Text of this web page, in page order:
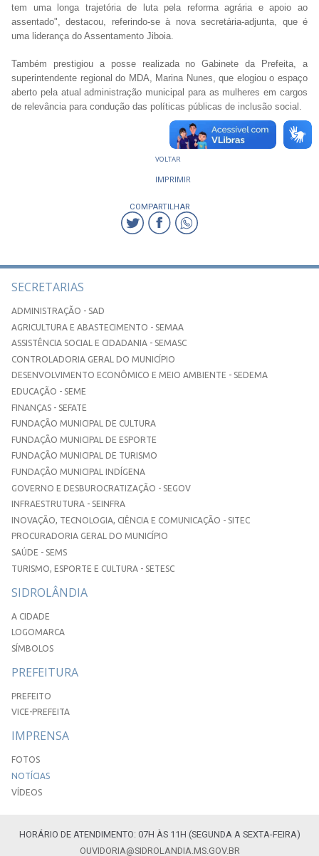
tem uma longa trajetória de luta pela reforma agrária e apoio ao
assentado", destacou, referindo-se à nova secretária-adjunta, que é
uma liderança do Assentamento Jiboia.
Também prestigiou a posse realizada no Gabinete da Prefeita, a
superintendente regional do MDA, Marina Nunes, que elogiou o espaço
aberto pela atual administração municipal para as mulheres em cargos
de relevância para condução das políticas públicas de inclusão social.
VOLTAR
IMPRIMIR
COMPARTILHAR
SECRETARIAS
ADMINISTRAÇÃO - SAD
AGRICULTURA E ABASTECIMENTO - SEMAA
ASSISTÊNCIA SOCIAL E CIDADANIA - SEMASC
CONTROLADORIA GERAL DO MUNICÍPIO
DESENVOLVIMENTO ECONÔMICO E MEIO AMBIENTE - SEDEMA
EDUCAÇÃO - SEME
FINANÇAS - SEFATE
FUNDAÇÃO MUNICIPAL DE CULTURA
FUNDAÇÃO MUNICIPAL DE ESPORTE
FUNDAÇÃO MUNICIPAL DE TURISMO
FUNDAÇÃO MUNICIPAL INDÍGENA
GOVERNO E DESBUROCRATIZAÇÃO - SEGOV
INFRAESTRUTURA - SEINFRA
INOVAÇÃO, TECNOLOGIA, CIÊNCIA E COMUNICAÇÃO - SITEC
PROCURADORIA GERAL DO MUNICÍPIO
SAÚDE - SEMS
TURISMO, ESPORTE E CULTURA - SETESC
SIDROLÂNDIA
A CIDADE
LOGOMARCA
SÍMBOLOS
PREFEITURA
PREFEITO
VICE-PREFEITA
IMPRENSA
FOTOS
NOTÍCIAS
VÍDEOS
HORÁRIO DE ATENDIMENTO: 07H ÀS 11H (SEGUNDA A SEXTA-FEIRA)
OUVIDORIA@SIDROLANDIA.MS.GOV.BR